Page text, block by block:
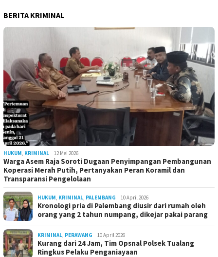
BERITA KRIMINAL
HUKUM, KRIMINAL 12 Mei 2026
Warga Asem Raja Soroti Dugaan Penyimpangan Pembangunan
Koperasi Merah Putih, Pertanyakan Peran Koramil dan
Transparansi Pengelolaan
HUKUM, KRIMINAL, PALEMBANG 10 April 2026
Kronologi pria di Palembang diusir dari rumah oleh
orang yang 2 tahun numpang, dikejar pakai parang
KRIMINAL, PERAWANG 10 April 2026
Kurang dari 24 Jam, Tim Opsnal Polsek Tualang
Ringkus Pelaku Penganiayaan